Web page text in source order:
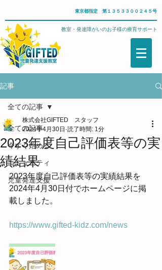
東京都指定 第１３５３３００２４５号
武蔵野市・児童発達支援教室・発達障がいのお子様の療育サポート
記事
全ての記事
今すぐ始める
コミュニティ
児童発達支援
全ての記事
2023年度自己評価表等の実
績結果
株式会社GIFTED スタッフ
2024年4月30日 読了時間: 1分
2023年度自己評価表等の実績結果を
2024年4月30日付でホームページに掲
載しました。
https://www.gifted-kidz.com/news